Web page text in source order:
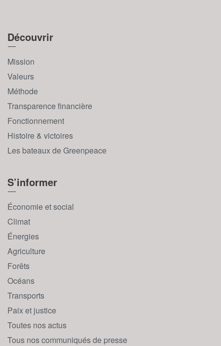
Découvrir
Mission
Valeurs
Méthode
Transparence financière
Fonctionnement
Histoire & victoires
Les bateaux de Greenpeace
S’informer
Économie et social
Climat
Énergies
Agriculture
Forêts
Océans
Transports
Paix et justice
Toutes nos actus
Tous nos communiqués de presse